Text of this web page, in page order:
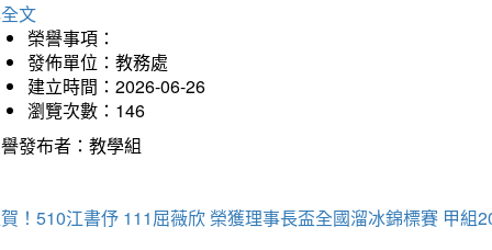
文
榮譽事項：
發佈單位：教務處
建立時間：2026-06-26
瀏覽次數：146
發布者：教學組
！510江書伃 111屈薇欣 榮獲理事長盃全國溜冰錦標賽 甲組